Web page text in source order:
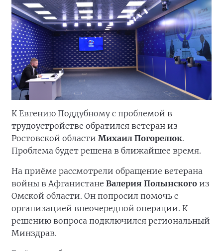
К Евгению Поддубному с проблемой в
трудоустройстве обратился ветеран из
Ростовской области Михаил Погорелюк.
Проблема будет решена в ближайшее время.
На приёме рассмотрели обращение ветерана
войны в Афганистане Валерия Полынского из
Омской области. Он попросил помочь с
организацией внеочередной операции. К
решению вопроса подключился региональный
Минздрав.